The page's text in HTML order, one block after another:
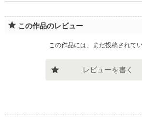
この作品のレビュー
この作品には、まだ投稿されてい
レビューを書く